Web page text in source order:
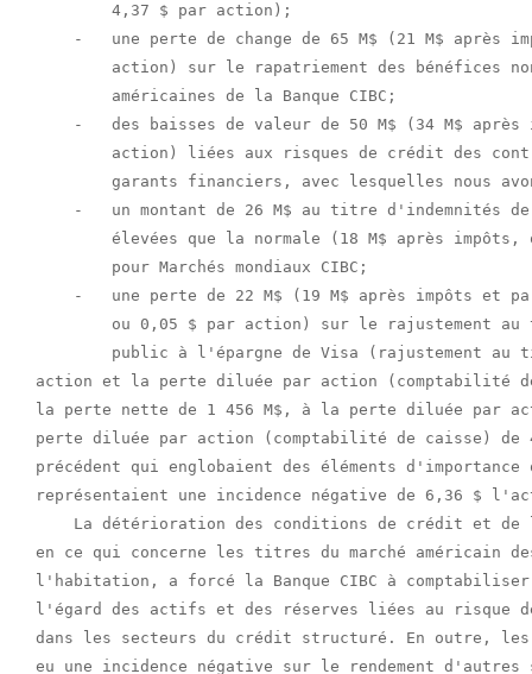
        4,37 $ par action);
-   une perte de change de 65 M$ (21 M$ après
action) sur le rapatriement des bénéfices
        américaines de la Banque CIBC;
-   des baisses de valeur de 50 M$ (34 M$ après
action) liées aux risques de crédit des
garants financiers, avec lesquelles nous
-   un montant de 26 M$ au titre d'indemnités
élevées que la normale (18 M$ après impôts,
        pour Marchés mondiaux CIBC;
-   une perte de 22 M$ (19 M$ après impôts et
ou 0,05 $ par action) sur le rajustement au
public à l'épargne de Visa (rajustement au
action et la perte diluée par action (comptabilité
la perte nette de 1 456 M$, à la perte diluée par
perte diluée par action (comptabilité de caisse) de
précédent qui englobaient des éléments
représentaient une incidence négative de 6,36 $
La détérioration des conditions de crédit et de
en ce qui concerne les titres du marché américain
l'habitation, a forcé la Banque CIBC à
l'égard des actifs et des réserves liées au risque
dans les secteurs du crédit structuré. En outre, les
eu une incidence négative sur le rendement